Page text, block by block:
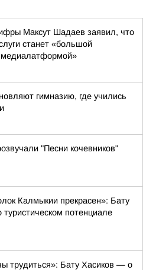
Максут Шадаев заявил, что
станет «большой
медиалатформой»
гимназию, где учились
"Песни кочевников"
Калмыкии прекрасен»: Бату
потенциале
трудиться»: Бату Хасиков — о